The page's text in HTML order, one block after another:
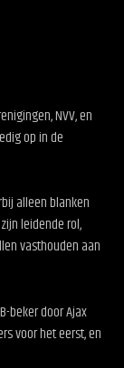
NVV, en
op in de
alleen blanken
leidende rol,
vasthouden aan
beker door Ajax
voor het eerst, en